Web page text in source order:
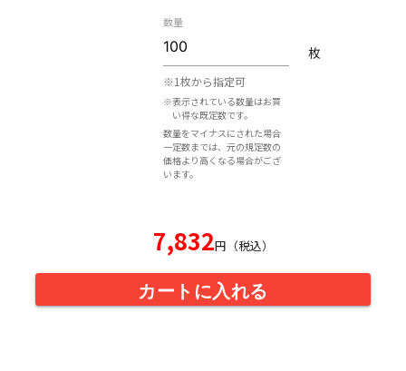
数量
※1枚から指定可
※表示されている数量はお買
い得な既定数です。
数量をマイナスにされた場合
一定数までは、元の規定数の
価格より高くなる場合がござ
います。
枚
7,832円（税込）
カートに入れる